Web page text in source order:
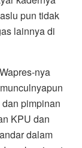
pun tidak
lainnya di
nya
pimpinan
KPU dan
dalam